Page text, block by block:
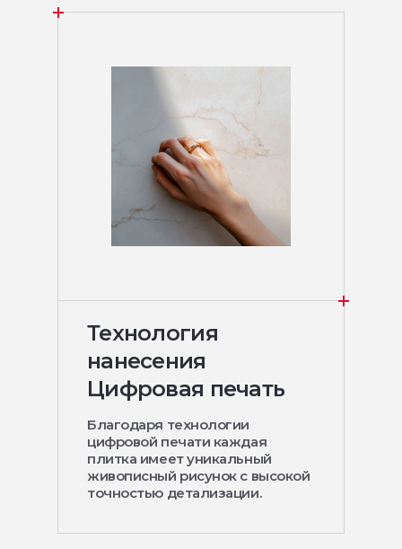
Технология
нанесения
Цифровая печать
Благодаря технологии
цифровой печати каждая
плитка имеет уникальный
живописный рисунок с высокой
точностью детализации.